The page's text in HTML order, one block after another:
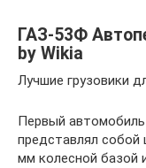
ГАЗ-53Ф
by Wikia
Лучшие грузовики
Первый
представлял собой
мм колесной базой